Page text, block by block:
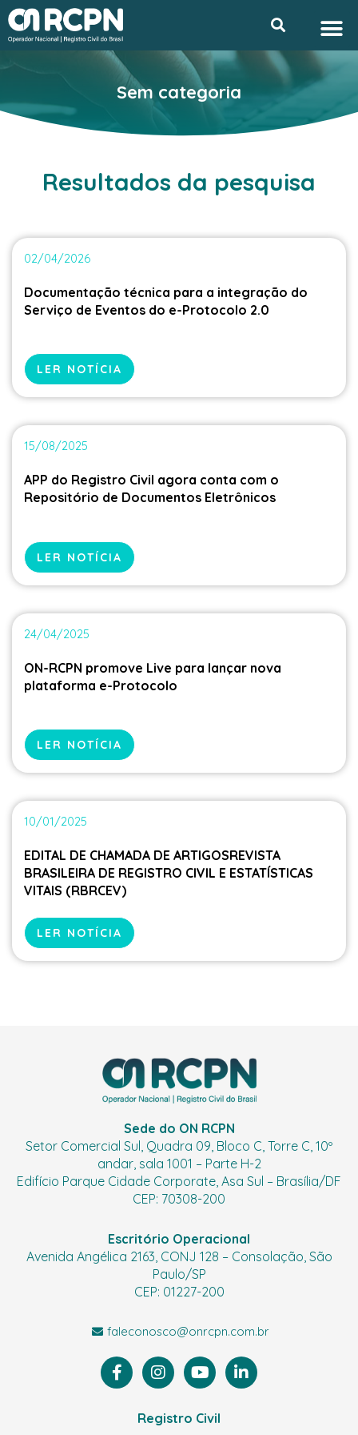
para
conteúdo
Sem categoria
Resultados da pesquisa
02/04/2026
Documentação técnica para a integração do
Serviço de Eventos do e-Protocolo 2.0
LER NOTÍCIA
15/08/2025
APP do Registro Civil agora conta com o
Repositório de Documentos Eletrônicos
LER NOTÍCIA
24/04/2025
ON-RCPN promove Live para lançar nova
plataforma e-Protocolo
LER NOTÍCIA
10/01/2025
EDITAL DE CHAMADA DE ARTIGOSREVISTA
BRASILEIRA DE REGISTRO CIVIL E ESTATÍSTICAS
VITAIS (RBRCEV)
LER NOTÍCIA
Sede do ON RCPN
Setor Comercial Sul, Quadra 09, Bloco C, Torre C, 10º
andar, sala 1001 – Parte H-2
Edifício Parque Cidade Corporate, Asa Sul – Brasília/DF
CEP: 70308-200
Escritório Operacional
Avenida Angélica 2163, CONJ 128 – Consolação, São
Paulo/SP
CEP: 01227-200
faleconosco@onrcpn.com.br
F
a
I
n
t
a
Y
o
t
u
L
i
Registro Civil